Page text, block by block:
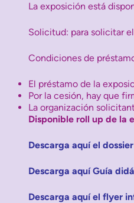
La exposición está
Solicitud: para solicitar
Condiciones de
El préstamo de la
Por la cesión, hay que
La organización
Disponible roll up de la
Descarga aquí el
Descarga aquí Guía
Descarga aquí el flyer